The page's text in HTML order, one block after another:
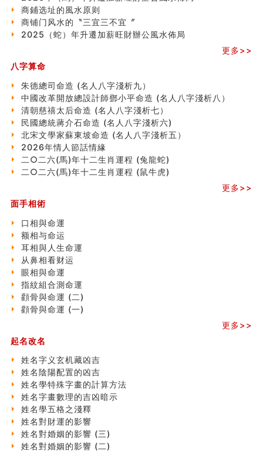
姓名陰陽配置的凶吉
六爻測住宅風水 (四)
玄空本义 (五)
财务办公室风水布局
玄空本义 (四)
六爻算卦：我俩之间是否还命中有未尽的缘分？
订婚就是定结婚日子吗
清朝慈禧太后命造 (名人八字淺析七）
玄空本义 (三)
飞灵山传说故事
命理解说：想请问什么时候能够遇到姻缘结婚？
商舖選址的風水講究 (下)
吉凶神跳上大运时的断法【四柱技巧】
刘燮鈞讲人相 手纹与命运(一)
大門風水五大禁忌！大門風水擺設？門中門風水解方？
出现这几种面相桃花泛
寓意好的五行属水的汉字有哪些？五行属水的汉字大全
玄空本义 (一)
＂天下第一关＂的由来
无名指长的人有艺术天赋？手指长短能看出什么？
六爻測住宅風水 (三)
別再一知半解！正解住宅風水十大禁忌
姓名學特殊字畫的計算方法
七夕节 我国唯一一个以女性为主角传统节日
手指饱满福运加身，这种手相福运在何处？
八字铁口直断经验总结五十条
《高岛易断》(四)
民間風水知識九十四條
马斯克八字分析
饭店餐馆风水布局知识
六爻占卜中如何预测官运、事业运？
商鋪选址的風水原则
商铺门风水的〝三宜三不宜〞
2025（蛇）年升遷加薪旺財辦公風水佈局
更多>>
八字算命
朱德總司命造 (名⼈⼋字淺析九）
中國改革開放總設計師鄧小平命造 (名人八字淺析八）
清朝慈禧太后命造 (名人八字淺析七）
民國總統蔣介石命造 (名人八字淺析六)
北宋文學家蘇東坡命造 (名人八字淺析五）
2026年情人節話情緣
二○二六(馬)年十二生肖運程 (兔龍蛇)
二○二六(馬)年十二生肖運程 (鼠牛虎)
更多>>
面手相術
口相與命運
额相与命运
耳相與人生命運
从鼻相看财运
眼相與命運
指紋組合測命運
顴骨與命運 (二)
顴骨與命運 (一)
更多>>
起名改名
姓名字义玄机藏凶吉
姓名陰陽配置的凶吉
姓名學特殊字畫的計算方法
姓名字畫數理的吉凶暗示
姓名學五格之淺釋
姓名對財運的影響
姓名對婚姻的影響 (三)
姓名對婚姻的影響 (二)